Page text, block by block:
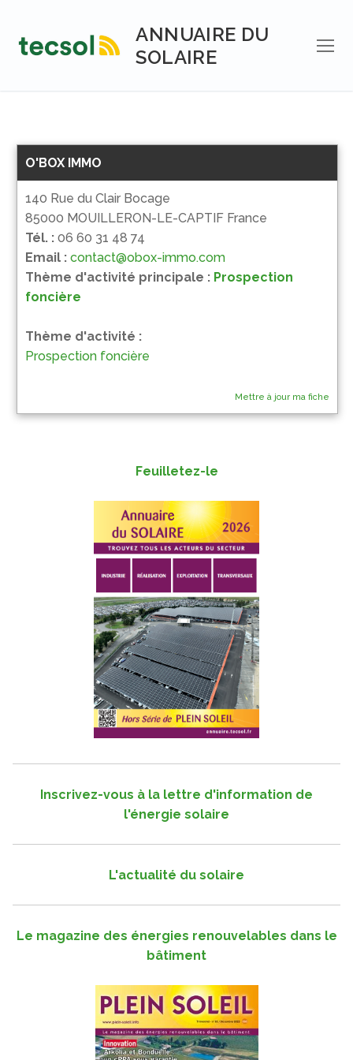
contenu
ANNUAIRE DU
SOLAIRE
O'BOX IMMO
140 Rue du Clair Bocage
85000 MOUILLERON-LE-CAPTIF France
Tél. : 06 60 31 48 74
Email : contact@obox-immo.com
Thème d'activité principale : Prospection
foncière
Thème d'activité :
Prospection foncière
Mettre à jour ma fiche
Feuilletez-le
Inscrivez-vous à la lettre d'information de
l'énergie solaire
L'actualité du solaire
Le magazine des énergies renouvelables dans le
bâtiment